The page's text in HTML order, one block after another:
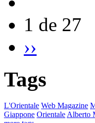
1 de 27
››
Tags
L'Orientale Web Magazine
Giappone Orientale Alberto